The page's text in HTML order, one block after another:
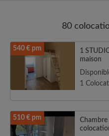
80
540 € pm
1
maison
1
510 € pm
Chambre